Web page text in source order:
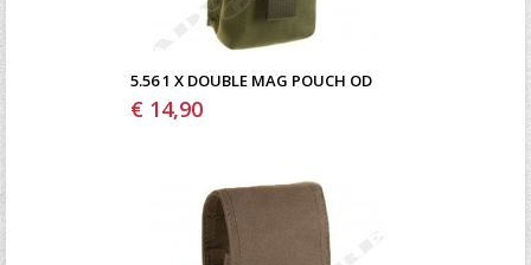
5.56 1 X DOUBLE MAG POUCH OD
€ 14,90